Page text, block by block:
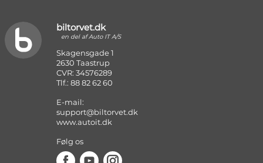
biltorvet.dk
en del af Auto IT A/S
Skagensgade 1
2630 Taastrup
CVR: 34576289
Tlf.: 88 82 62 60
E-mail:
support@biltorvet.dk
www.autoit.dk
Følg os